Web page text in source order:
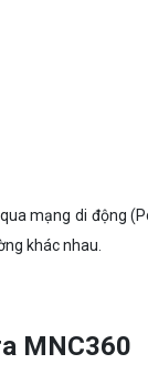
mạng di động
khác nhau.
MNC360